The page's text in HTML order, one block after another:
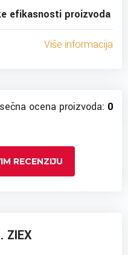
efikasnosti proizvoda
Više informacija
ocena proizvoda: 0
RECENZIJU
ZIEX